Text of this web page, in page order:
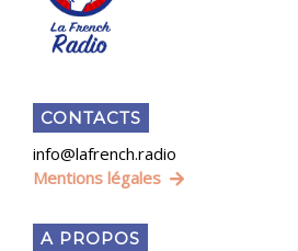
CONTACTS
info@lafrench.radio
Mentions légales
A PROPOS